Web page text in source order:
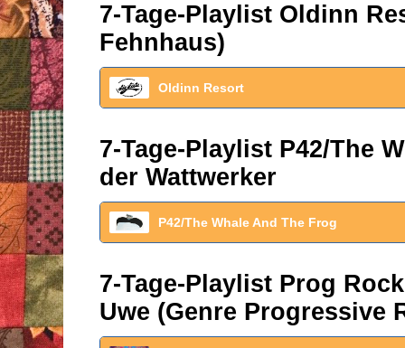
7-Tage-Playlist Oldinn
Fehnhaus)
Oldinn Resort
7-Tage-Playlist P42/The
der Wattwerker
P42/The Whale And The Frog
7-Tage-Playlist Prog
Uwe (Genre Progressive